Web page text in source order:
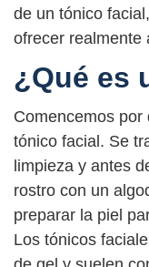
de un tónico
ofrecer realmente
¿Qué es
Comencemos por
tónico facial. Se
limpieza y antes
rostro con un
preparar la piel
Los tónicos